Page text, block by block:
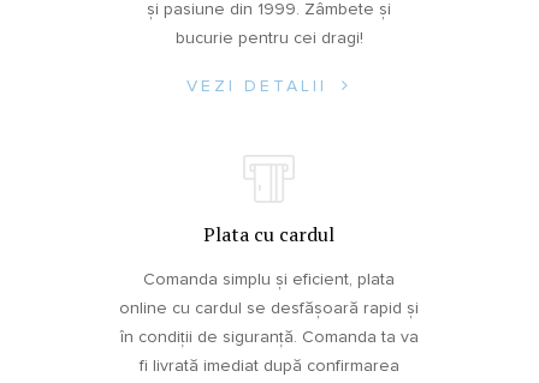
și pasiune din 1999. Zâmbete și
bucurie pentru cei dragi!
VEZI DETALII
Plata cu cardul
Comanda simplu și eficient, plata
online cu cardul se desfășoară rapid și
în condiții de siguranță. Comanda ta va
fi livrată imediat după confirmarea